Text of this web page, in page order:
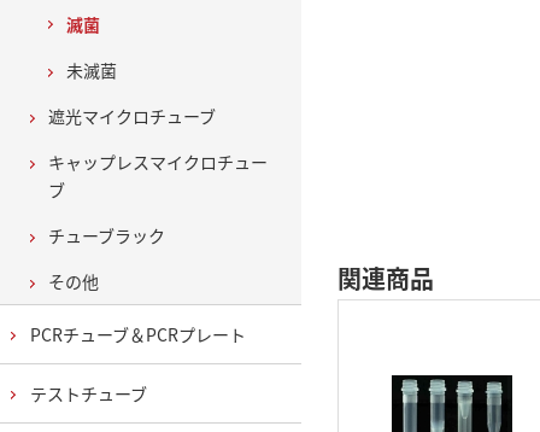
関連商品
滅菌
未滅菌
遮光マイクロチューブ
キャップレスマイクロチュー
ブ
チューブラック
その他
PCRチューブ＆PCRプレート
テストチューブ